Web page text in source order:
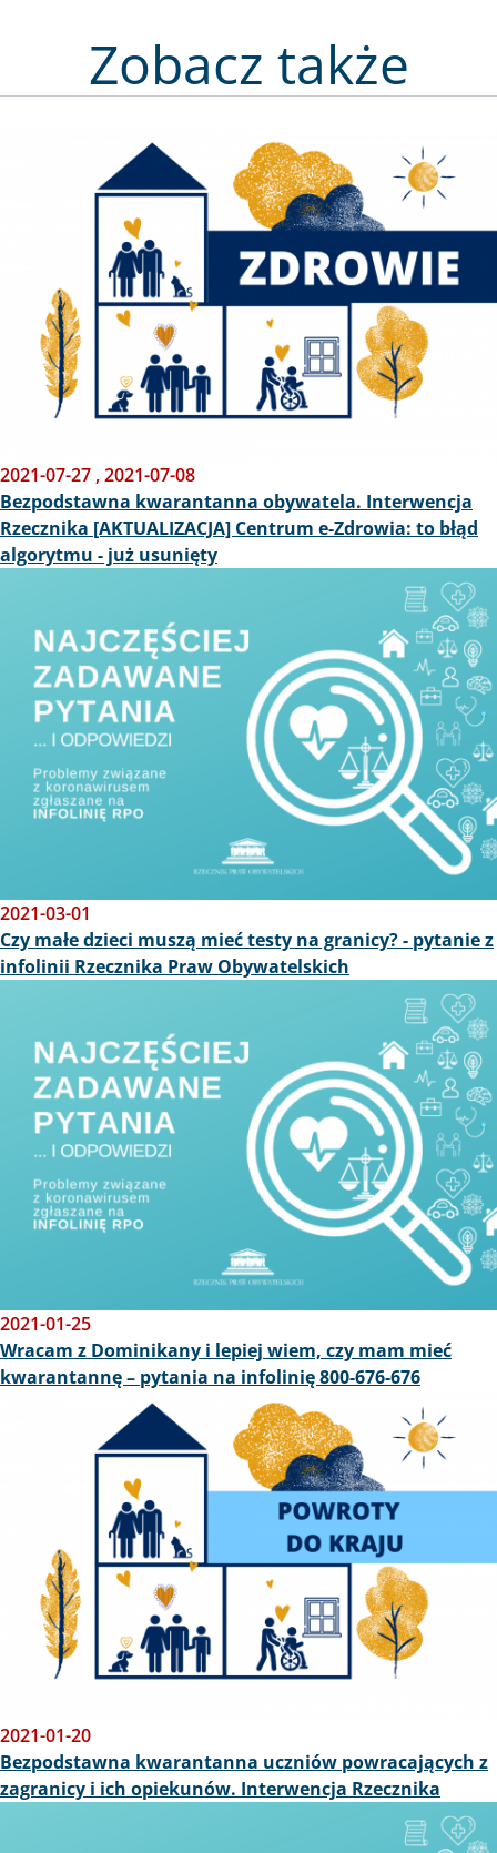
Zobacz także
2021-07-27 ,2021-07-08
Bezpodstawna kwarantanna obywatela. Interwencja
Rzecznika [AKTUALIZACJA] Centrum e-Zdrowia: to błąd
algorytmu - już usunięty
2021-03-01
Czy małe dzieci muszą mieć testy na granicy? - pytanie z
infolinii Rzecznika Praw Obywatelskich
2021-01-25
Wracam z Dominikany i lepiej wiem, czy mam mieć
kwarantannę – pytania na infolinię 800-676-676
2021-01-20
Bezpodstawna kwarantanna uczniów powracających z
zagranicy i ich opiekunów. Interwencja Rzecznika